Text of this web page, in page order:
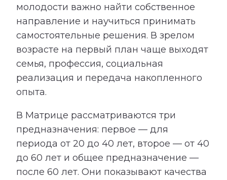
молодости важно найти собственное
направление и научиться принимать
самостоятельные решения. В зрелом
возрасте на первый план чаще выходят
семья, профессия, социальная
реализация и передача накопленного
опыта.
В Матрице рассматриваются три
предназначения: первое — для
периода от 20 до 40 лет, второе — от 40
до 60 лет и общее предназначение —
после 60 лет. Они показывают качества